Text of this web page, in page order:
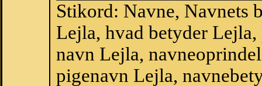
Stikord: Navne, Navnets
Lejla, hvad betyder
navn Lejla,
pigenavn Lejla,